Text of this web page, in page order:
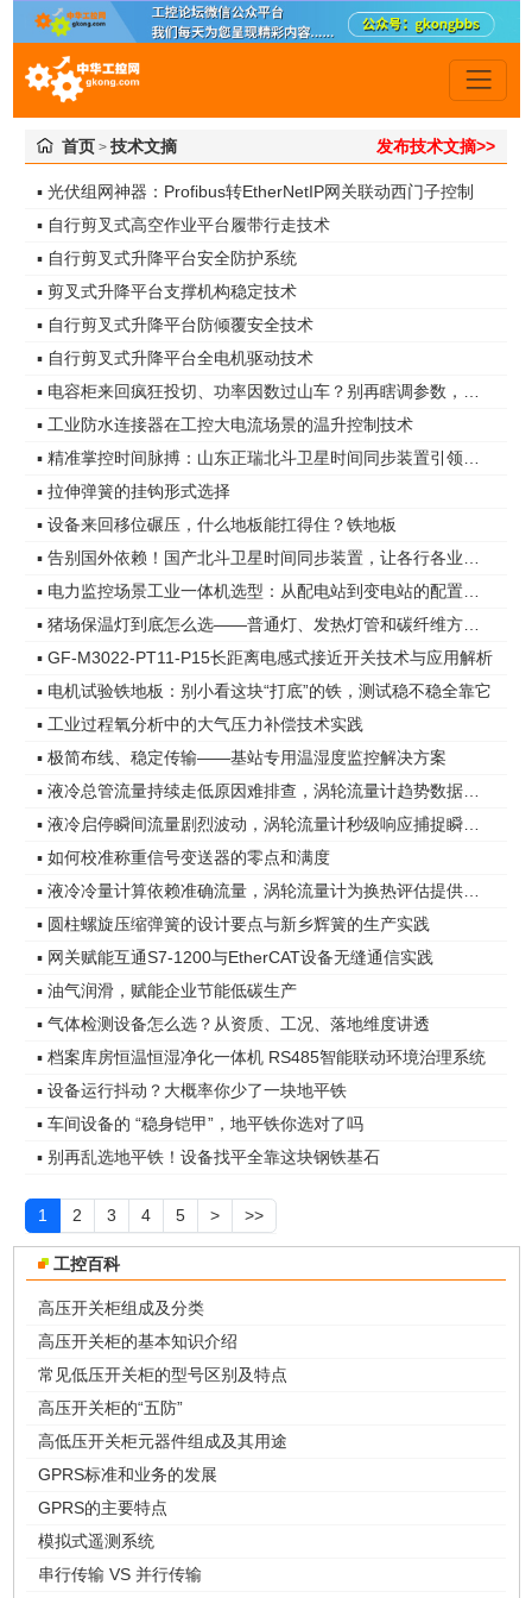
首页 > 技术文摘 发布技术文摘>>
▪ 光伏组网神器：Profibus转EtherNetIP网关联动西门子控制
▪ 自行剪叉式高空作业平台履带行走技术
▪ 自行剪叉式升降平台安全防护系统
▪ 剪叉式升降平台支撑机构稳定技术
▪ 自行剪叉式升降平台防倾覆安全技术
▪ 自行剪叉式升降平台全电机驱动技术
▪ 工业防水连接器在工控大电流场景的温升控制技术
▪ 拉伸弹簧的挂钩形式选择
▪ 设备来回移位碾压，什么地板能扛得住？铁地板
▪ GF-M3022-PT11-P15长距离电感式接近开关技术与应用解析
▪ 电机试验铁地板：别小看这块“打底”的铁，测试稳不稳全靠它
▪ 工业过程氧分析中的大气压力补偿技术实践
▪ 极简布线、稳定传输——基站专用温湿度监控解决方案
▪ 如何校准称重信号变送器的零点和满度
▪ 圆柱螺旋压缩弹簧的设计要点与新乡辉簧的生产实践
▪ 网关赋能互通S7-1200与EtherCAT设备无缝通信实践
▪ 油气润滑，赋能企业节能低碳生产
▪ 气体检测设备怎么选？从资质、工况、落地维度讲透
▪ 档案库房恒温恒湿净化一体机 RS485智能联动环境治理系统
▪ 设备运行抖动？大概率你少了一块地平铁
▪ 车间设备的 “稳身铠甲”，地平铁你选对了吗
▪ 别再乱选地平铁！设备找平全靠这块钢铁基石
1 2 3 4 5 > >>
工控百科
高压开关柜组成及分类
高压开关柜的基本知识介绍
常见低压开关柜的型号区别及特点
高压开关柜的“五防”
高低压开关柜元器件组成及其用途
GPRS标准和业务的发展
GPRS的主要特点
模拟式遥测系统
串行传输 VS 并行传输